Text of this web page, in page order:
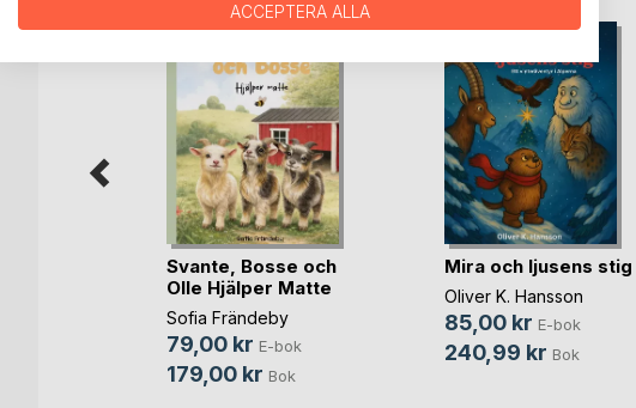
Svante, Bosse och
Olle Hjälper Matte
Sofia Frändeby
79,00 kr E-bok
179,00 kr Bok
Mira och ljusens stig
Oliver K. Hansson
85,00 kr E-bok
240,99 kr Bok
ACCEPTERA ALLA